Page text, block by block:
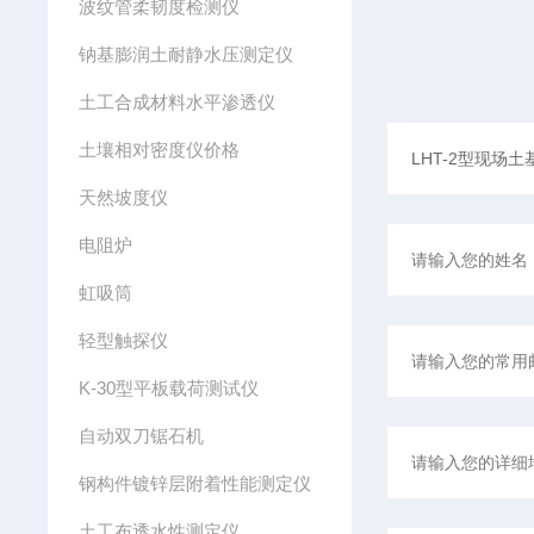
波纹管柔韧度检测仪
钠基膨润土耐静水压测定仪
土工合成材料水平渗透仪
土壤相对密度仪价格
天然坡度仪
电阻炉
虹吸筒
轻型触探仪
K-30型平板载荷测试仪
自动双刀锯石机
钢构件镀锌层附着性能测定仪